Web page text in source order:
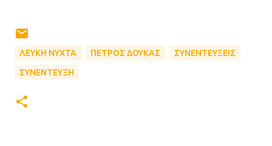
ΛΕΥΚΗ ΝΥΧΤΑ ΠΕΤΡΟΣ ΔΟΥΚΑΣ
ΣΥΝΕΝΤΕΥΞΕΙΣ
ΣΥΝΕΝΤΕΥΞΗ